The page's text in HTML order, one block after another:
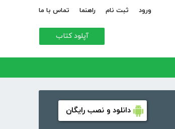
ورود ثبت نام راهنما تماس با ما
آپلود کتاب
دانلود و نصب رایگان